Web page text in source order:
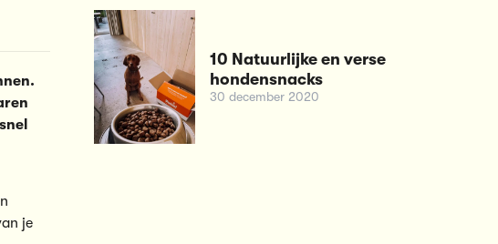
10 Natuurlijke en verse
hondensnacks
30 december 2020
je